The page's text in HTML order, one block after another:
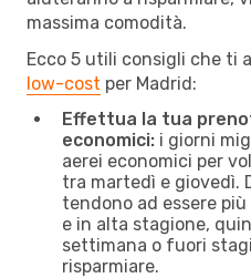
massima comodità.
Ecco 5 utili consigli che ti
low-cost per Madrid:
Effettua la tua
economici: i giorni
aerei economici per
tra martedì e giovedì.
tendono ad essere
e in alta stagione,
settimana o fuori
risparmiare.